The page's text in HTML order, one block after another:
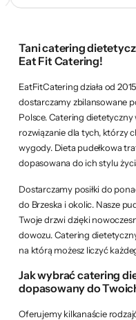
Tani catering
Eat Fit Catering!
EatFitCatering działa od
dostarczamy zbilansowane
Polsce. Catering dietetyczny
rozwiązanie dla tych, którzy
wygody. Dieta pudełkowa
dopasowana do ich stylu
Dostarczamy posiłki do
do Brzeska i okolic. Nasze
Twoje drzwi dzięki
dowozu. Catering
na którą możesz liczyć
Jak wybrać catering
dopasowany do
Oferujemy kilkanaście